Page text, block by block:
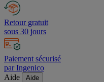
Retour gratuit
sous 30 jours
Paiement sécurisé
par Ingenico
Aide
Aide